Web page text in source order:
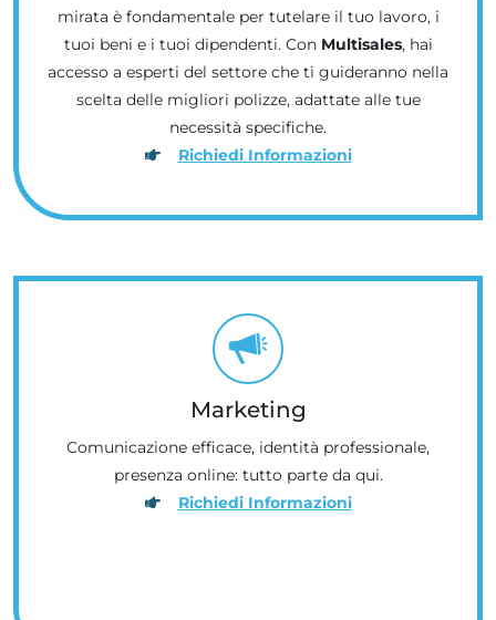
mirata è fondamentale per tutelare il tuo lavoro, i
tuoi beni e i tuoi dipendenti. Con Multisales, hai
accesso a esperti del settore che ti guideranno nella
scelta delle migliori polizze, adattate alle tue
necessità specifiche.
Richiedi Informazioni
Marketing
Comunicazione efficace, identità professionale,
presenza online: tutto parte da qui.
Richiedi Informazioni